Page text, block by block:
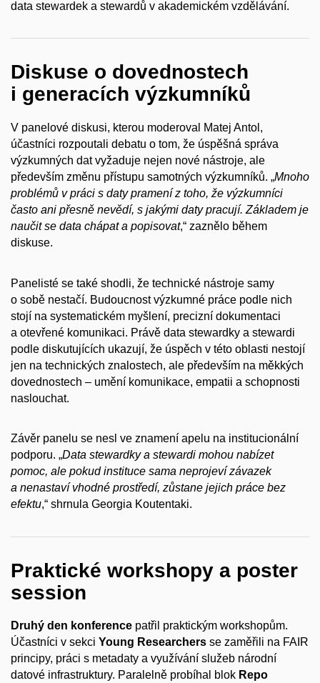
data stewardek a stewardů v akademickém vzdělávání.
Diskuse o dovednostech
i generacích výzkumníků
V panelové diskusi, kterou moderoval Matej Antol,
účastníci rozpoutali debatu o tom, že úspěšná správa
výzkumných dat vyžaduje nejen nové nástroje, ale
především změnu přístupu samotných výzkumníků. „Mnoho
problémů v práci s daty pramení z toho, že výzkumníci
často ani přesně nevědí, s jakými daty pracují. Základem je
naučit se data chápat a popisovat,“ zaznělo během
diskuse.
Panelisté se také shodli, že technické nástroje samy
o sobě nestačí. Budoucnost výzkumné práce podle nich
stojí na systematickém myšlení, precizní dokumentaci
a otevřené komunikaci. Právě data stewardky a stewardi
podle diskutujících ukazují, že úspěch v této oblasti nestojí
jen na technických znalostech, ale především na měkkých
dovednostech – umění komunikace, empatii a schopnosti
naslouchat.
Závěr panelu se nesl ve znamení apelu na institucionální
podporu. „Data stewardky a stewardi mohou nabízet
pomoc, ale pokud instituce sama neprojeví závazek
a nenastaví vhodné prostředí, zůstane jejich práce bez
efektu,“ shrnula Georgia Koutentaki.
Praktické workshopy a poster
session
Druhý den konference patřil praktickým workshopům.
Účastníci v sekci Young Researchers se zaměřili na FAIR
principy, práci s metadaty a využívání služeb národní
datové infrastruktury. Paralelně probíhal blok Repo